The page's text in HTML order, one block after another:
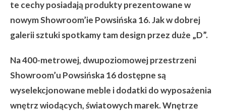
te cechy posiadają produkty prezentowane w
nowym Showroom’ie Powsińska 16. Jak w dobrej
galerii sztuki spotkamy tam design przez duże „D”.
Na 400-metrowej, dwupoziomowej przestrzeni
Showroom’u Powsińska 16 dostępne są
wyselekcjonowane meble i dodatki do wyposażenia
wnętrz wiodących, światowych marek. Wnętrze